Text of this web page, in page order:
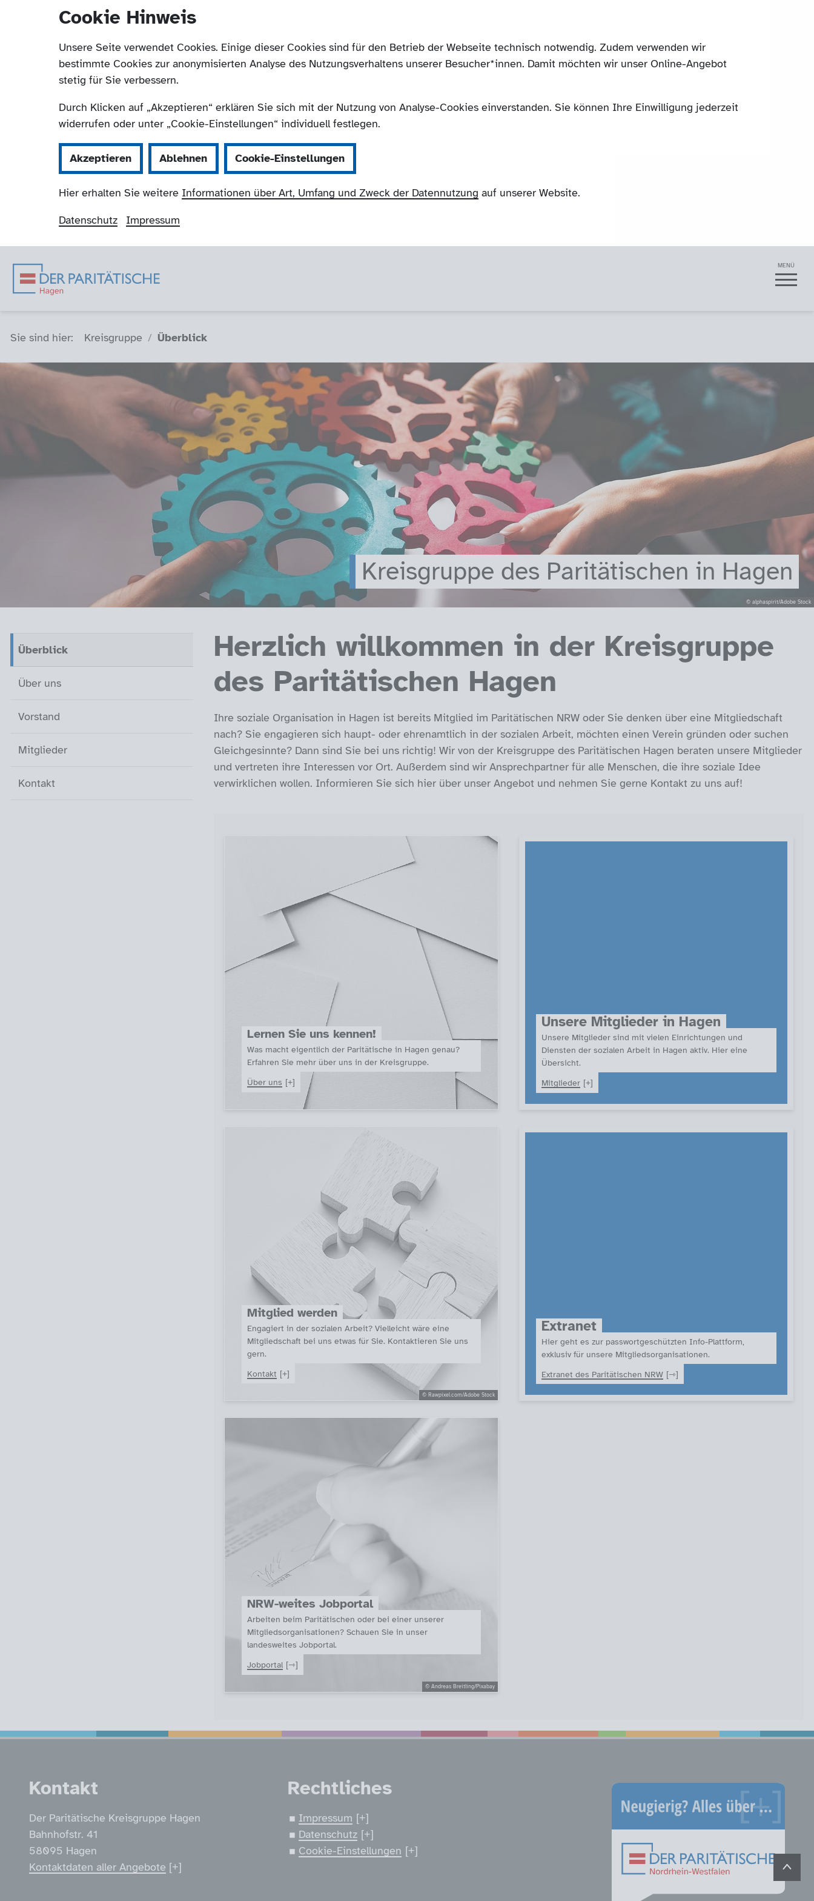
Cookie Hinweis
Unsere Seite verwendet Cookies. Einige dieser Cookies sind für den Betrieb der Webseite technisch notwendig. Zudem verwenden wir
bestimmte Cookies zur anonymisierten Analyse des Nutzungsverhaltens unserer Besucher*innen. Damit möchten wir unser Online-Angebot
stetig für Sie verbessern.
Durch Klicken auf „Akzeptieren“ erklären Sie sich mit der Nutzung von Analyse-Cookies einverstanden. Sie können Ihre Einwilligung jederzeit
widerrufen oder unter „Cookie-Einstellungen“ individuell festlegen.
Akzeptieren Ablehnen Cookie-Einstellungen
Hier erhalten Sie weitere Informationen über Art, Umfang und Zweck der Datennutzung auf unserer Website.
Datenschutz Impressum
Der Paritätische Hagen
Navigation MENÜ
Sie sind hier: Kreisgruppe Überblick
Kreisgruppe des Paritätischen in Hagen
© alphaspirit/Adobe Stock
Überblick (aktiv)
Überblick
Über uns
Über uns
Vorstand
Vorstand
Mitglieder
Mitglieder
Kontakt
Kontakt
Herzlich willkommen in der Kreisgruppe
des Paritätischen Hagen
Ihre soziale Organisation in Hagen ist bereits Mitglied im Paritätischen NRW oder Sie denken über eine Mitgliedschaft
nach? Sie engagieren sich haupt- oder ehrenamtlich in der sozialen Arbeit, möchten einen Verein gründen oder suchen
Gleichgesinnte? Dann sind Sie bei uns richtig! Wir von der Kreisgruppe des Paritätischen Hagen beraten unsere Mitglieder
und vertreten ihre Interessen vor Ort. Außerdem sind wir Ansprechpartner für alle Menschen, die ihre soziale Idee
verwirklichen wollen. Informieren Sie sich hier über unser Angebot und nehmen Sie gerne Kontakt zu uns auf!
Lernen Sie uns kennen!
Was macht eigentlich der Paritätische in Hagen genau?
Erfahren Sie mehr über uns in der Kreisgruppe.
Über uns
Unsere Mitglieder in Hagen
Unsere Mitglieder sind mit vielen Einrichtungen und
Diensten der sozialen Arbeit in Hagen aktiv. Hier eine
Übersicht.
Mitglieder
© Rawpixel.com/Adobe Stock
Mitglied werden
Engagiert in der sozialen Arbeit? Vielleicht wäre eine
Mitgliedschaft bei uns etwas für Sie. Kontaktieren Sie uns
gern.
Kontakt
Extranet
Hier geht es zur passwortgeschützten Info-Plattform,
exklusiv für unsere Mitgliedsorganisationen.
Extranet des Paritätischen NRW
© Andreas Breitling/Pixabay
NRW-weites Jobportal
Arbeiten beim Paritätischen oder bei einer unserer
Mitgliedsorganisationen? Schauen Sie in unser
landesweites Jobportal.
Jobportal
Service Informationen
Kontakt
Der Paritätische Kreisgruppe Hagen
Bahnhofstr. 41
58095 Hagen
Kontaktdaten aller Angebote
Rechtliches
Impressum
Datenschutz
Cookie-Einstellungen